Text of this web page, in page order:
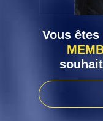
Vous êtes